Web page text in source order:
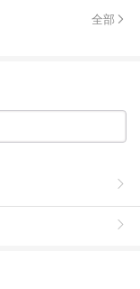
全部